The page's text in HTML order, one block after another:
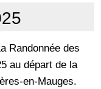
Randonnée des
au départ de la
en-Mauges.